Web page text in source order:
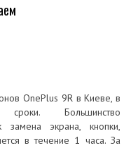
OnePlus 9R в Киеве, в
Большинство
замена экрана, кнопки,
в течение 1 часа. За